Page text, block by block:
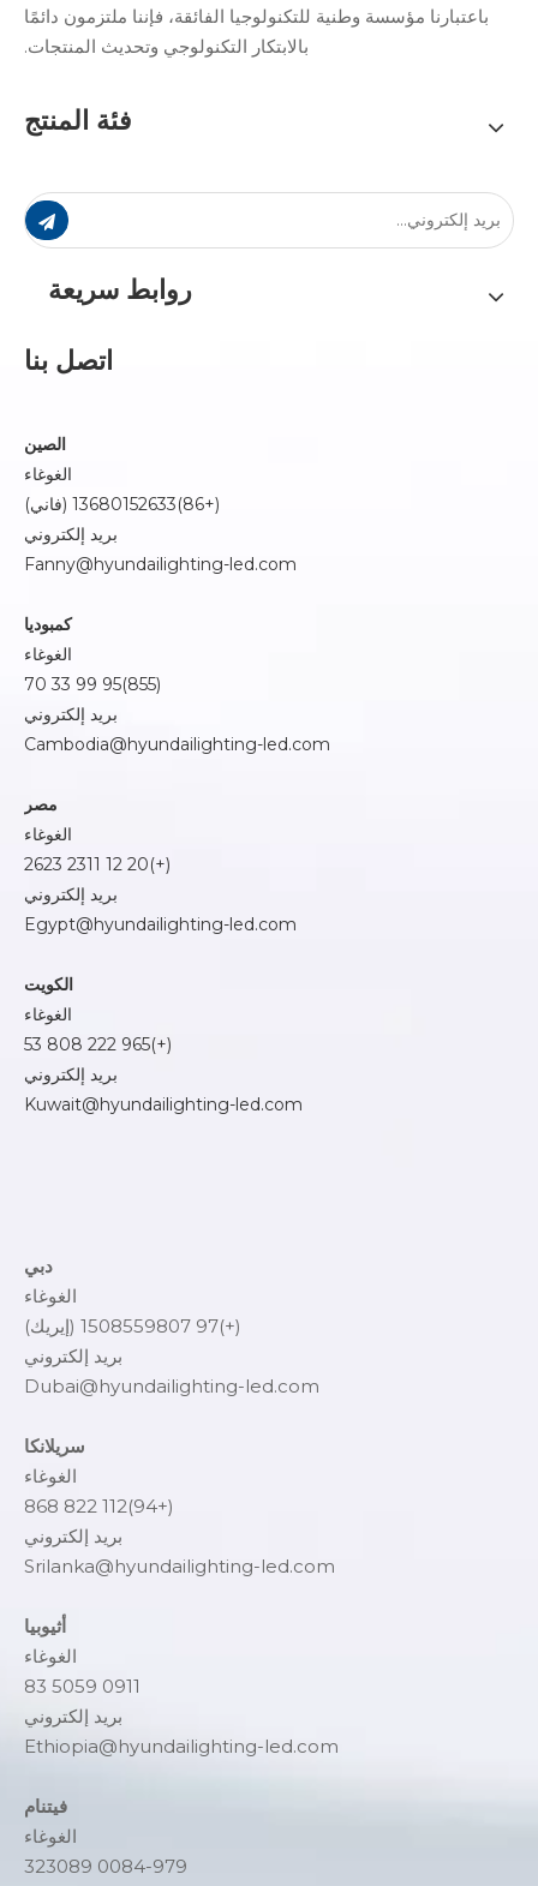
باعتبارنا مؤسسة وطنية للتكنولوجيا الفائقة، فإننا ملتزمون دائمًا
بالابتكار التكنولوجي وتحديث المنتجات.
فئة المنتج
روابط سريعة
اتصل بنا
الصين
الغوغاء
(+86)13680152633 (فاني)
بريد إلكتروني
Fanny@hyundailighting-led.com
كمبوديا
الغوغاء
(855)95 99 33 70
بريد إلكتروني
Cambodia@hyundailighting-led.com
مصر
الغوغاء
(+)20 12 2311 2623
بريد إلكتروني
Egypt@hyundailighting-led.com
الكويت
الغوغاء
(+)965 222 808 53
بريد إلكتروني
Kuwait@hyundailighting-led.com
دبي
الغوغاء
(+)97 1508559807 (إيريك)
بريد إلكتروني
Dubai@hyundailighting-led.com
سريلانكا
الغوغاء
(+94)112 822 868
بريد إلكتروني
Srilanka@hyundailighting-led.com
أثيوبيا
الغوغاء
0911 5059 83
بريد إلكتروني
Ethiopia@hyundailighting-led.com
فيتنام
الغوغاء
0084-979 323089